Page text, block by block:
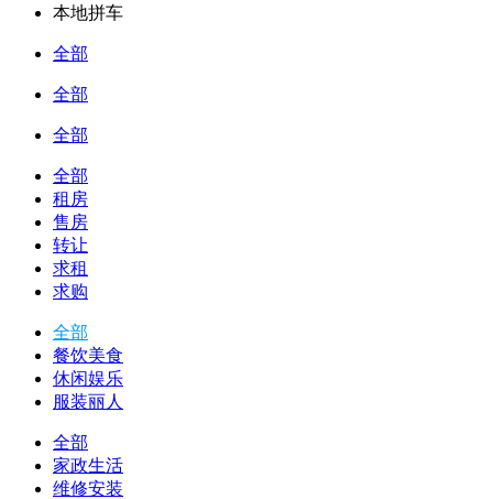
本地拼车
全部
全部
全部
全部
租房
售房
转让
求租
求购
全部
餐饮美食
休闲娱乐
服装丽人
全部
家政生活
维修安装